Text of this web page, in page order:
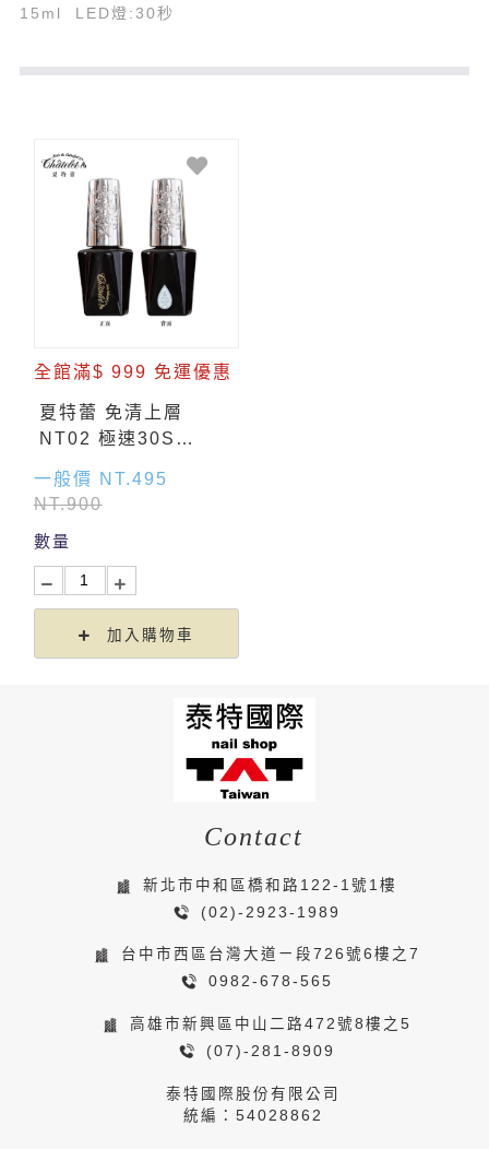
15ml LED燈:30秒
全館滿$ 999 免運優惠
夏特蕾 免清上層
NT02 極速30S
一般價 NT.495
NT.900
數量
加入購物車
Contact
新北市中和區橋和路122-1號1樓
(02)-2923-1989
台中市西區台灣大道ㄧ段726號6樓之7
0982-678-565
高雄市新興區中山二路472號8樓之5
(07)-281-8909
泰特國際股份有限公司
統編：54028862